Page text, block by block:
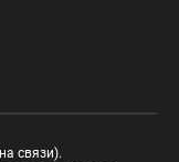
связи).